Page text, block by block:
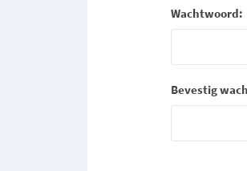
Wachtwoord:
Bevestig